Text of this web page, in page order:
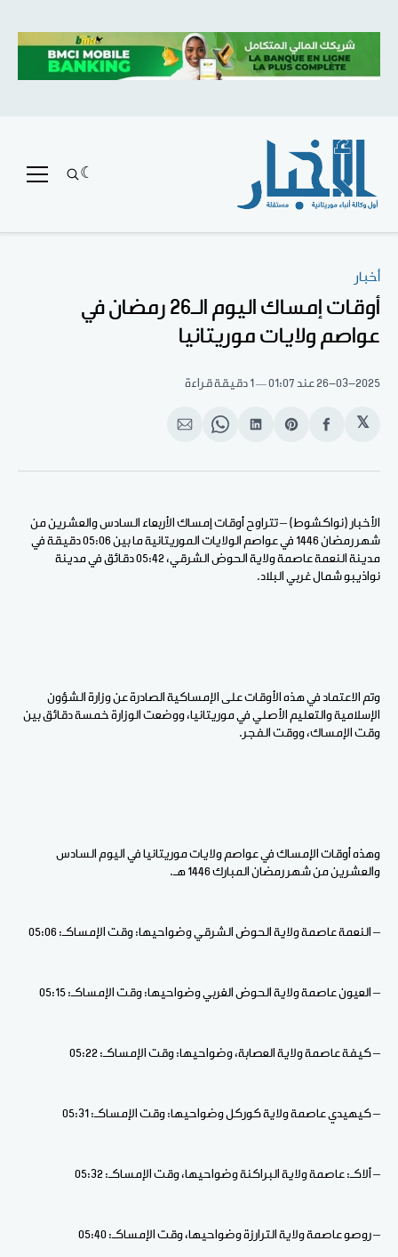
أخبار
أوقات إمساك اليوم الـ26 رمضان في
عواصم ولايات موريتانيا
26-03-2025عند 01:07 1 دقيقة قراءة
𝕏
انشر
الفيسبوك
Share
Pinterest
انشر
لينكد
Share
WhatsApp
انشر
الإيميل
الأخبار (نواكشوط) – تتراوح أوقات إمساك الأربعاء السادس والعشرين من
شهر رمضان 1446 في عواصم الولايات الموريتانية ما بين 05:06 دقيقة في
مدينة النعمة عاصمة ولاية الحوض الشرقي، 05:42 دقائق في مدينة
نواذيبو شمال غربي البلاد.
وتم الاعتماد في هذه الأوقات على الإمساكية الصادرة عن وزارة الشؤون
الإسلامية والتعليم الأصلي في موريتانيا، ووضعت الوزارة خمسة دقائق بين
وقت الإمساك، ووقت الفجر .
وهذه أوقات الإمساك في عواصم ولايات موريتانيا في اليوم السادس
والعشرين من شهر رمضان المبارك 1446 هـ
.
– النعمة عاصمة ولاية الحوض الشرقي وضواحيها: وقت الإمساكـ: 05:06
– العيون عاصمة ولاية الحوض الغربي وضواحيها: وقت الإمساكـ: 05:15
– كيفة عاصمة ولاية العصابة، وضواحيها: وقت الإمساكـ: 05:22
– كيهيدي عاصمة ولاية كوركل وضواحيها: وقت الإمساكـ: 05:31
– ألاكـ: عاصمة ولاية البراكنة وضواحيها، وقت الإمساكـ: 05:32
– روصو عاصمة ولاية الترارزة وضواحيها، وقت الإمساكـ: 05:40